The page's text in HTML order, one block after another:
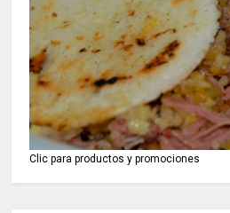
Clic para productos y promociones